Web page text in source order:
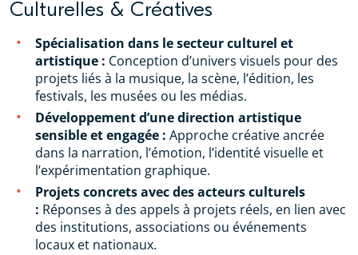
Culturelles & Créatives
Spécialisation dans le secteur culturel et
artistique : Conception d’univers visuels pour des
projets liés à la musique, la scène, l’édition, les
festivals, les musées ou les médias.
Développement d’une direction artistique
sensible et engagée : Approche créative ancrée
dans la narration, l’émotion, l’identité visuelle et
l’expérimentation graphique.
Projets concrets avec des acteurs culturels
: Réponses à des appels à projets réels, en lien avec
des institutions, associations ou événements
locaux et nationaux.